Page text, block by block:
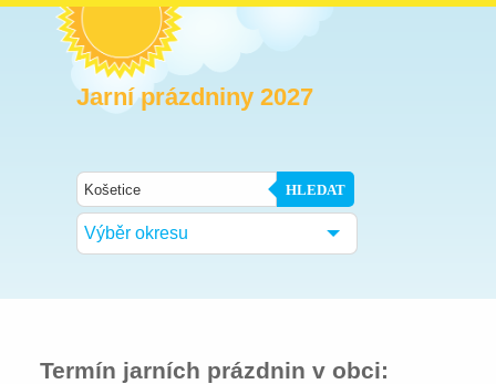
Jarní prázdniny 2027
HLEDAT
Výběr okresu
Termín jarních prázdnin v obci: